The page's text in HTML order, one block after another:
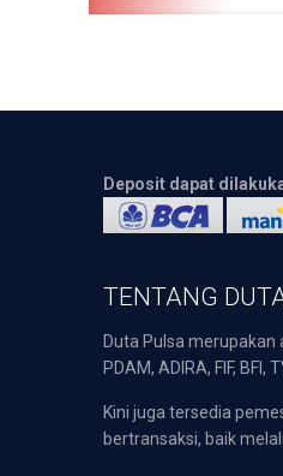
Deposit dapat
TENTANG
Duta Pulsa merupakan
PDAM, ADIRA, FIF,
Kini juga tersedia
bertransaksi, baik